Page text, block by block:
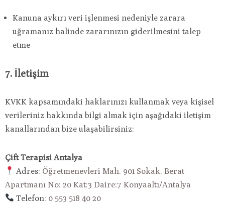
Kanuna aykırı veri işlenmesi nedeniyle zarara
uğramanız halinde zararınızın giderilmesini talep
etme
7. İletişim
KVKK kapsamındaki haklarınızı kullanmak veya kişisel
verileriniz hakkında bilgi almak için aşağıdaki iletişim
kanallarından bize ulaşabilirsiniz:
Çift Terapisi Antalya
Adres: Öğretmenevleri Mah. 901 Sokak. Berat
Apartmanı No: 20 Kat:3 Daire:7 Konyaaltı/Antalya
Telefon: 0 553 518 40 20